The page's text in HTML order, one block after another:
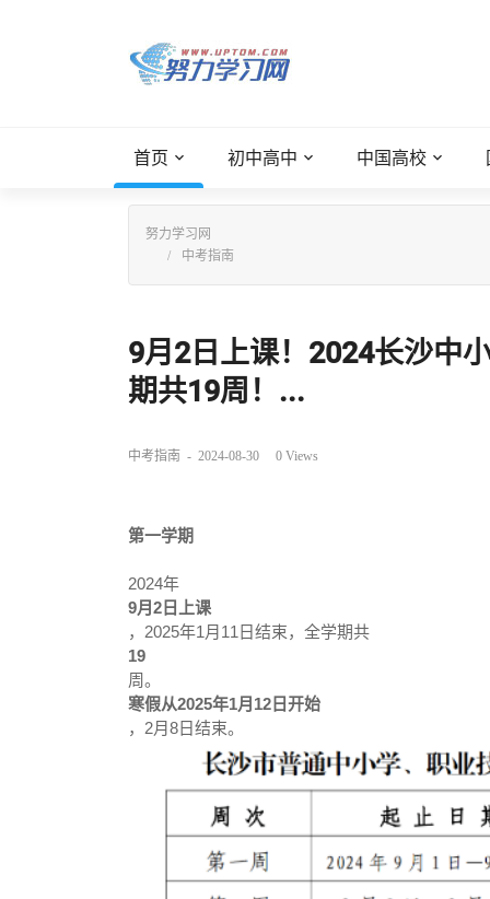
首页 初中高中 中国高校
努力学习网
中考指南
9月2日上课！2024长沙中
期共19周！...
中考指南 - 2024-08-30 0 Views
第一学期
2024年
9月2日上课
，2025年1月11日结束，全学期共
19
周。
寒假从2025年1月12日开始
，2月8日结束。